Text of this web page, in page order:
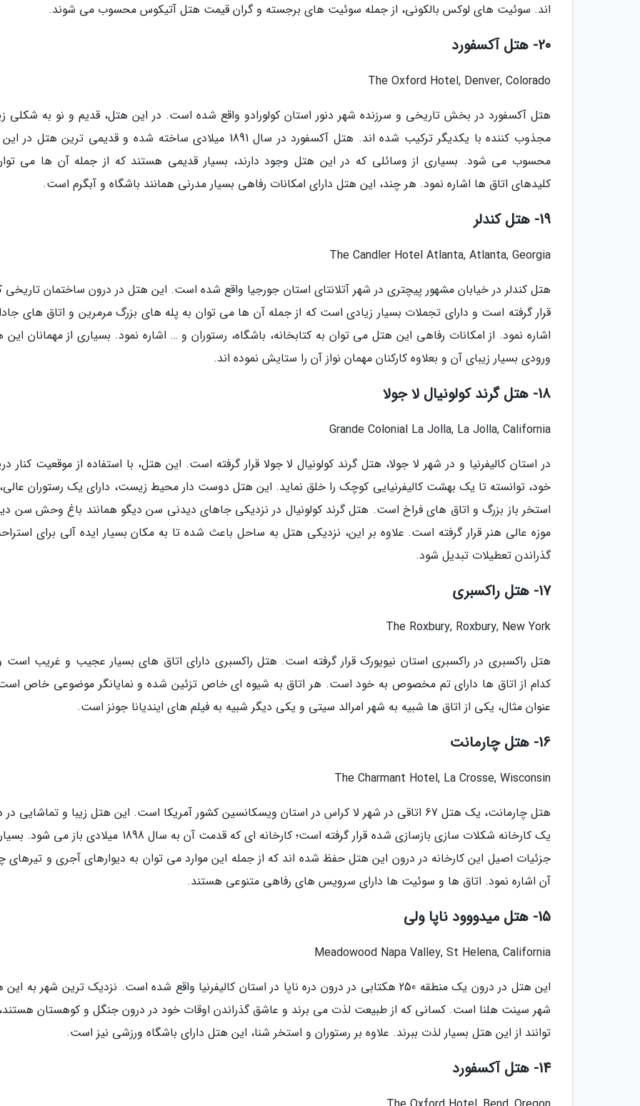
اند. سوئیت های لوکس بالکونی، از جمله سوئیت های برجسته و گران قیمت هتل آتیکوس محسوب می شوند.
20- هتل آکسفورد
The Oxford Hotel, Denver, Colorado
هتل آکسفورد در بخش تاریخی و سرزنده شهر دنور استان کولورادو واقع شده است. در این هتل، قدیم و نو به شکلی
مجذوب کننده با یکدیگر ترکیب شده اند. هتل آکسفورد در سال 1891 میلادی ساخته شده و قدیمی ترین هتل
محسوب می شود. بسیاری از وسائلی که در این هتل وجود دارند، بسیار قدیمی هستند که از جمله آن ها می
کلیدهای اتاق ها اشاره نمود. هر چند، این هتل دارای امکانات رفاهی بسیار مدرنی همانند باشگاه و آبگرم است.
19- هتل کندلر
The Candler Hotel Atlanta, Atlanta, Georgia
هتل کندلر در خیابان مشهور پیچتری در شهر آتلانتای استان جورجیا واقع شده است. این هتل در درون ساختمان تاریخی
قرار گرفته است و دارای تجملات بسیار زیادی است که از جمله آن ها می توان به پله های بزرگ مرمرین و اتاق های
اشاره نمود. از امکانات رفاهی این هتل می توان به کتابخانه، باشگاه، رستوران و … اشاره نمود. بسیاری از مهمانان این
ورودی بسیار زیبای آن و بعلاوه کارکنان مهمان نواز آن را ستایش نموده اند.
18- هتل گرند کولونیال لا جولا
Grande Colonial La Jolla, La Jolla, California
در استان کالیفرنیا و در شهر لا جولا، هتل گرند کولونیال لا جولا قرار گرفته است. این هتل، با استفاده از موقعیت کنار
خود، توانسته تا یک بهشت کالیفرنیایی کوچک را خلق نماید. این هتل دوست دار محیط زیست، دارای یک رستوران
استخر باز بزرگ و اتاق های فراخ است. هتل گرند کولونیال در نزدیکی جاهای دیدنی سن دیگو همانند باغ وحش سن
موزه عالی هنر قرار گرفته است. علاوه بر این، نزدیکی هتل به ساحل باعث شده تا به مکان بسیار ایده آلی برای
گذراندن تعطیلات تبدیل شود.
17- هتل راکسبری
The Roxbury, Roxbury, New York
هتل راکسبری در راکسبری استان نیویورک قرار گرفته است. هتل راکسبری دارای اتاق های بسیار عجیب و غریب است
کدام از اتاق ها دارای تم مخصوص به خود است. هر اتاق به شیوه ای خاص تزئین شده و نمایانگر موضوعی خاص
عنوان مثال، یکی از اتاق ها شبیه به شهر امرالد سیتی و یکی دیگر شبیه به فیلم های ایندیانا جونز است.
16- هتل چارمانت
The Charmant Hotel, La Crosse, Wisconsin
هتل چارمانت، یک هتل 67 اتاقی در شهر لا کراس در استان ویسکانسین کشور آمریکا است. این هتل زیبا و تماشایی
یک کارخانه شکلات سازی بازسازی شده قرار گرفته است؛ کارخانه ای که قدمت آن به سال 1898 میلادی
جزئیات اصیل این کارخانه در درون این هتل حفظ شده اند که از جمله این موارد می توان به دیوارهای آجری و تیرهای
آن اشاره نمود. اتاق ها و سوئیت ها دارای سرویس های رفاهی متنوعی هستند.
15- هتل میدووود ناپا ولی
Meadowood Napa Valley, St Helena, California
این هتل در درون یک منطقه 250 هکتابی در درون دره ناپا در استان کالیفرنیا واقع شده است. نزدیک ترین شهر به
شهر سینت هلنا است. کسانی که از طبیعت لذت می برند و عاشق گذراندن اوقات خود در درون جنگل و کوهستان
توانند از این هتل بسیار لذت ببرند. علاوه بر رستوران و استخر شنا، این هتل دارای باشگاه ورزشی نیز است.
14- هتل آکسفورد